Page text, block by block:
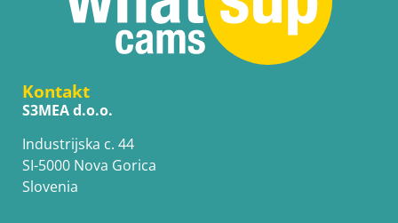
Kontakt
S3MEA d.o.o.
Industrijska c. 44
SI-5000 Nova Gorica
Slovenia